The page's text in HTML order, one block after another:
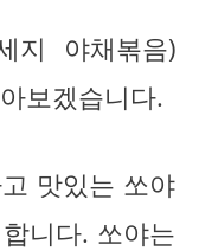
지 야채볶음)
보겠습니다.
맛있는 쏘야
니다. 쏘야는